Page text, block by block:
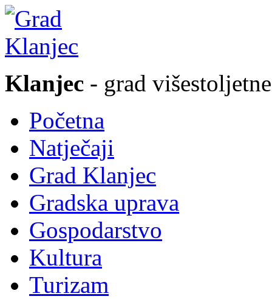
Klanjec - grad
Početna
Natječaji
Grad Klanjec
Gradska uprava
Gospodarstvo
Kultura
Turizam